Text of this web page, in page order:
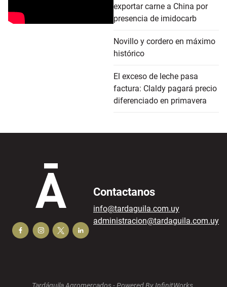
exportar carne a China por
presencia de imidocarb
Novillo y cordero en máximo
histórico
El exceso de leche pasa
factura: Claldy pagará precio
diferenciado en primavera
Contactanos
info@tardaguila.com.uy
administracion@tardaguila.com.uy